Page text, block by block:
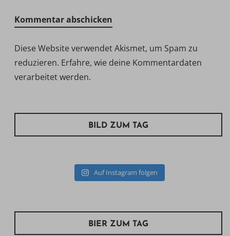
Diese Website verwendet Akismet, um Spam zu
reduzieren. Erfahre, wie deine Kommentardaten
verarbeitet werden.
BILD ZUM TAG
Auf Instagram folgen
BIER ZUM TAG